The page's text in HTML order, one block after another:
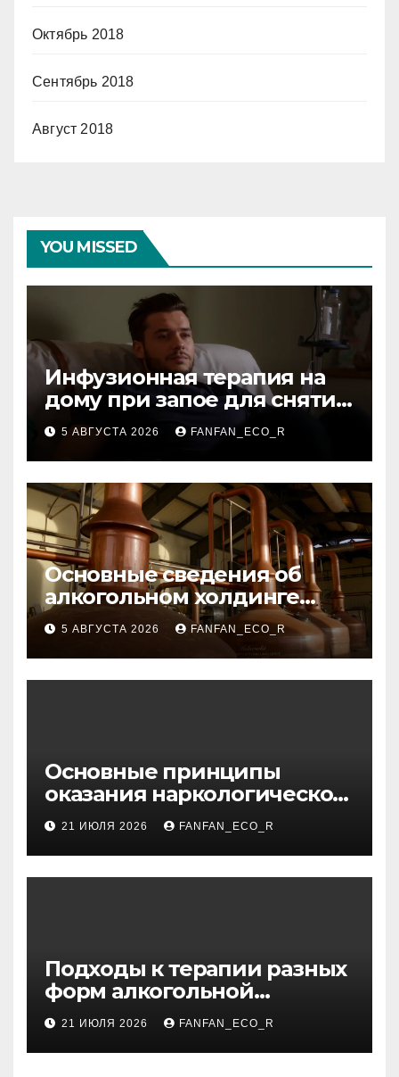
Октябрь 2018
Сентябрь 2018
Август 2018
YOU MISSED
Инфузионная терапия на
дому при запое для снятия
интоксикации
5 АВГУСТА 2026 FANFAN_ECO_R
Основные сведения об
алкогольном холдинге
Узбекистана
5 АВГУСТА 2026 FANFAN_ECO_R
Основные принципы
оказания наркологической
помощи в условиях
стационара
21 ИЮЛЯ 2026 FANFAN_ECO_R
Подходы к терапии разных
форм алкогольной
зависимости: пивная,
виннная, хроническая,
мужская и женская
21 ИЮЛЯ 2026 FANFAN_ECO_R